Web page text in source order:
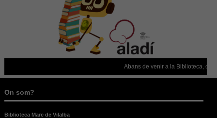
Abans de venir a la Biblioteca,
On som?
Biblioteca Marc de Vilalba